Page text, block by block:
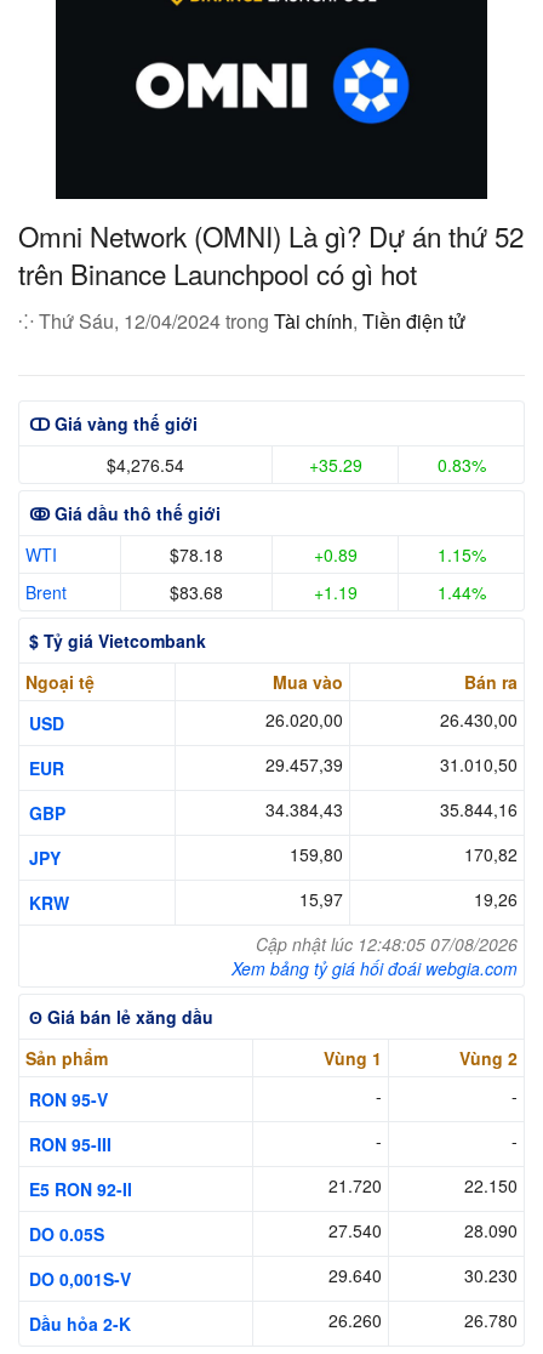
Omni Network (OMNI) Là gì? Dự án thứ 52
trên Binance Launchpool có gì hot
⁘ Thứ Sáu, 12/04/2024 trong Tài chính, Tiền điện tử
ↀ Giá vàng thế giới
$4,276.54
+35.29
0.83%
ↂ Giá dầu thô thế giới
WTI
$78.18 +0.89
1.15%
Brent
$83.68 +1.19
1.44%
$ Tỷ giá Vietcombank
Ngoại tệ
Mua vào
Bán ra
USD
26.020,00
26.430,00
EUR
29.457,39
31.010,50
GBP
34.384,43
35.844,16
JPY
159,80
170,82
KRW
15,97
19,26
Cập nhật lúc 12:48:05 07/08/2026
Xem bảng tỷ giá hối đoái webgia.com
ʘ Giá bán lẻ xăng dầu
Sản phẩm
Vùng 1
Vùng 2
RON 95-V
-
-
RON 95-III
-
-
E5 RON 92-II
21.720
22.150
DO 0.05S
27.540
28.090
DO 0,001S-V
29.640
30.230
Dầu hỏa 2-K
26.260 26.780